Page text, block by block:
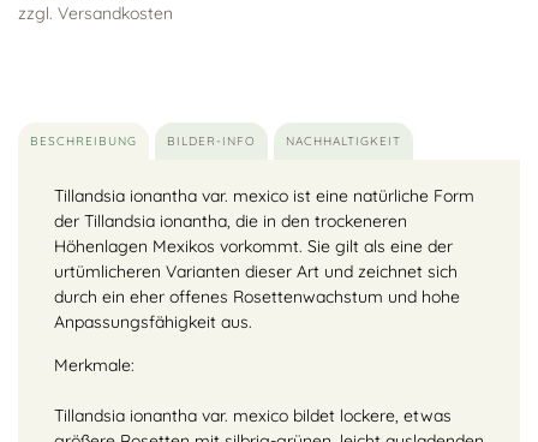
zzgl. Versandkosten
BESCHREIBUNG BILDER-INFO NACHHALTIGKEIT
Tillandsia ionantha var. mexico ist eine natürliche Form
der Tillandsia ionantha, die in den trockeneren
Höhenlagen Mexikos vorkommt. Sie gilt als eine der
urtümlicheren Varianten dieser Art und zeichnet sich
durch ein eher offenes Rosettenwachstum und hohe
Anpassungsfähigkeit aus.
Merkmale:
Tillandsia ionantha var. mexico bildet lockere, etwas